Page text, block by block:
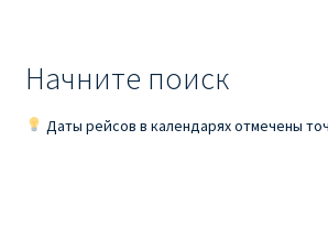
RYANAIR PL ОТ € 9
Начните поиск
Даты рейсов в календарях отмечены